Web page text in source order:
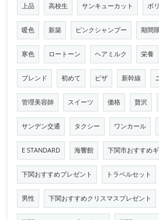
上品 高校生 サンキューカット ボ
暖色 新築 ピンクシャンプー 期間
寒色 ロートーン ヘアミルク 栄養
ブレンド 初めて ピザ 新幹線
管理美容師 スイーツ 価格 贅沢
サンデン交通 タクシー ワンカール
E STANDARD 海響館 下関市おすすめ
下関おすすめプレゼント トラベルセット
男性 下関おすすめクリスマスプレゼント